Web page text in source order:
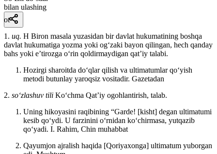
bilan ulashing
ot
1. uq. H Biron masala yuzasidan bir davlat hukumatining boshqa
davlat hukumatiga yozma yoki ogʻzaki bayon qilingan, hech qanday
bahs yoki eʼtirozga oʻrin qoldirmaydigan qatʼiy talabi.
Hozirgi sharoitda doʻqlar qilish va ultimatumlar qoʻyish
metodi butunlay yaroqsiz vositadir. Gazetadan
2. so‘zlashuv tili Koʻchma Qatʼiy ogohlantirish, talab.
Uning hikoyasini raqibining “Garde! [kisht] degan ultimatumi
kesib qoʻydi. U farzinini oʻrnidan koʻchirmasa, yutqazib
qoʻyadi. I. Rahim, Chin muhabbat
Qayumjon ajralish haqida [Qoriyaxonga] ultimatum yuborgan